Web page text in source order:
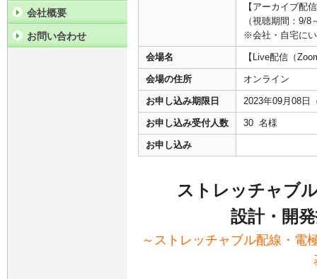
【アーカイブ配
（視聴期間：9/8
※会社・自宅に
会場名 【Live配信（
会場の住所 オンライン
お申し込み期限日 2023年09月08日
お申し込み受付人数 30 名様
お申し込み
ストレッチャブ
設計・開
～ストレッチャブル配線・電
会社概要
お問い合わせ